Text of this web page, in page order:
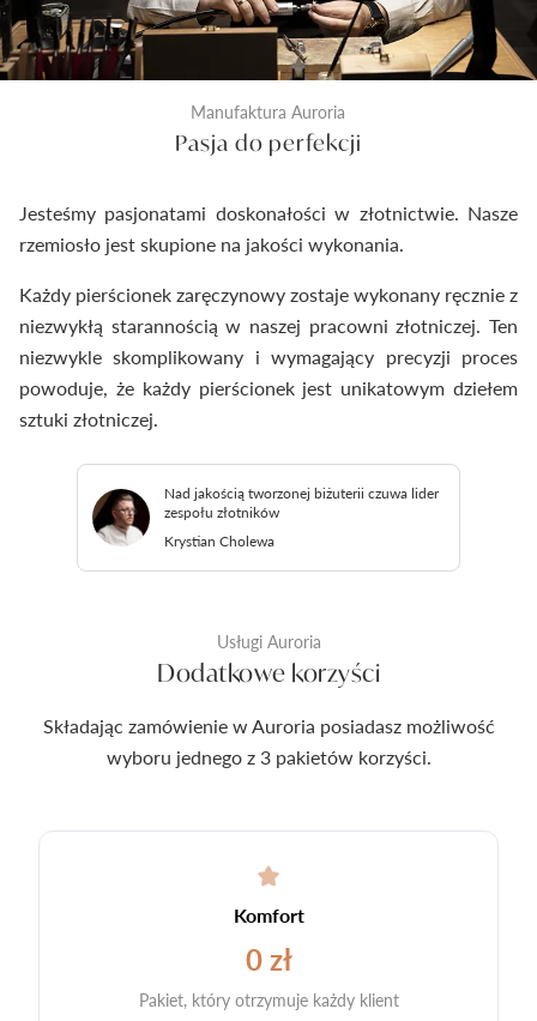
Manufaktura Auroria
Pasja do perfekcji
Jesteśmy pasjonatami doskonałości w złotnictwie. Nasze
rzemiosło jest skupione na jakości wykonania.
Każdy pierścionek zaręczynowy zostaje wykonany ręcznie z
niezwykłą starannością w naszej pracowni złotniczej. Ten
niezwykle skomplikowany i wymagający precyzji proces
powoduje, że każdy pierścionek jest unikatowym dziełem
sztuki złotniczej.
Nad jakością tworzonej biżuterii czuwa lider
zespołu złotników
Krystian Cholewa
Usługi Auroria
Dodatkowe korzyści
Składając zamówienie w Auroria posiadasz możliwość
wyboru jednego z 3 pakietów korzyści.
Komfort
0 zł
Pakiet, który otrzymuje każdy klient